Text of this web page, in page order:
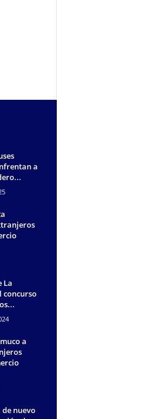
a
La
concurso
a
de nuevo